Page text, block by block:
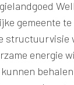
gemeente
structuurvisie
energie